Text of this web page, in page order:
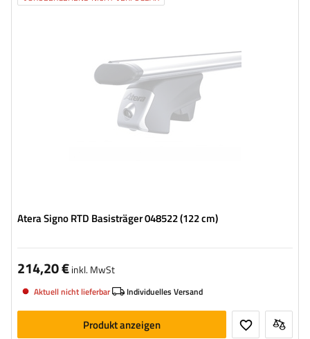
Atera Signo RTD Basisträger 048522 (122 cm)
214,20 €inkl. MwSt
Aktuell nicht lieferbar Individuelles Versand
Produkt anzeigen